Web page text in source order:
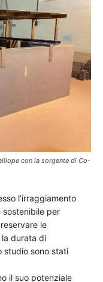
con la sorgente di Co-
l’irraggiamento
per
le
durata di
studio sono stati
il suo potenziale